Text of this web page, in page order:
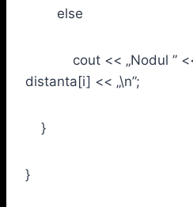
else
cout << „Nodul ” << i
distanta[i] << „\n”;
}
}